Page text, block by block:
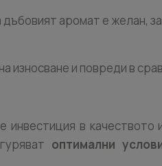
дъбовият аромат е желан,
износване и повреди в
е инвестиция в
оптимални